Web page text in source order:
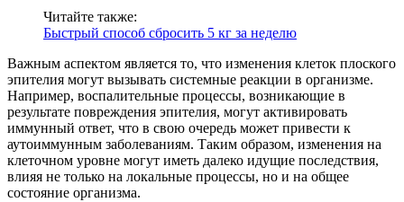
Читайте также:
Быстрый способ сбросить 5 кг за неделю
Важным аспектом является то, что изменения клеток плоского
эпителия могут вызывать системные реакции в организме.
Например, воспалительные процессы, возникающие в
результате повреждения эпителия, могут активировать
иммунный ответ, что в свою очередь может привести к
аутоиммунным заболеваниям. Таким образом, изменения на
клеточном уровне могут иметь далеко идущие последствия,
влияя не только на локальные процессы, но и на общее
состояние организма.